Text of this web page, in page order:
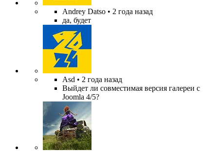
Andrey Datso • 2 года назад
да, будет
Asd • 2 года назад
Выйдет ли совместимая версия галереи с
Joomla 4/5?